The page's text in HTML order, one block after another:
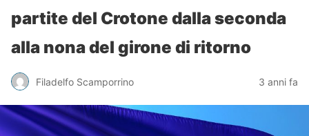
partite del Crotone dalla seconda
alla nona del girone di ritorno
Filadelfo Scamporrino 3 anni fa